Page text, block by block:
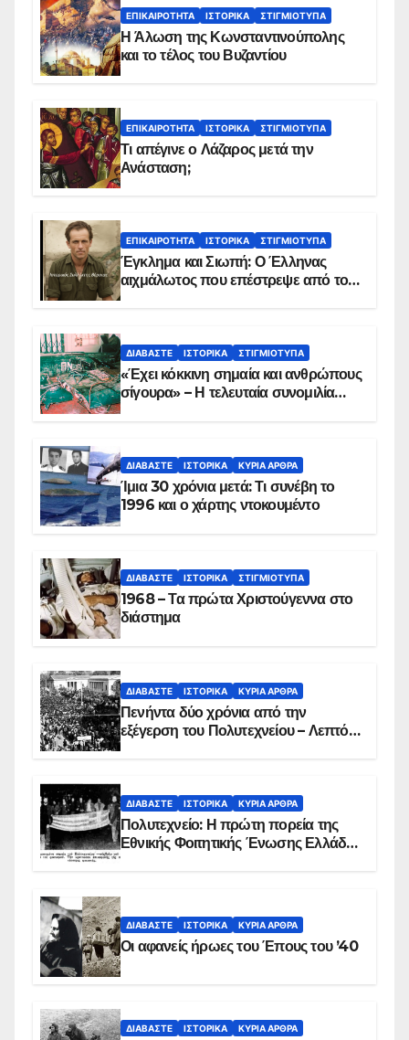
ΕΠΙΚΑΙΡΌΤΗΤΑ ΙΣΤΟΡΙΚΆ ΣΤΙΓΜΙΌΤΥΠΑ
Η Άλωση της Κωνσταντινούπολης
και το τέλος του Βυζαντίου
ΕΠΙΚΑΙΡΌΤΗΤΑ ΙΣΤΟΡΙΚΆ ΣΤΙΓΜΙΌΤΥΠΑ
Τι απέγινε ο Λάζαρος μετά την
Ανάσταση;
ΕΠΙΚΑΙΡΌΤΗΤΑ ΙΣΤΟΡΙΚΆ ΣΤΙΓΜΙΌΤΥΠΑ
Έγκλημα και Σιωπή: Ο Έλληνας
αιχμάλωτος που επέστρεψε από το
ΔΙΑΒΆΣΤΕ ΙΣΤΟΡΙΚΆ ΣΤΙΓΜΙΌΤΥΠΑ
«Έχει κόκκινη σημαία και ανθρώπους
σίγουρα» – Η τελευταία συνομιλία
ΔΙΑΒΆΣΤΕ ΙΣΤΟΡΙΚΆ ΚΥΡΙΑ ΑΡΘΡΑ
Ίμια 30 χρόνια μετά: Τι συνέβη το
1996 και ο χάρτης ντοκουμέντο
ΔΙΑΒΆΣΤΕ ΙΣΤΟΡΙΚΆ ΣΤΙΓΜΙΌΤΥΠΑ
1968 – Τα πρώτα Χριστούγεννα στο
διάστημα
ΔΙΑΒΆΣΤΕ ΙΣΤΟΡΙΚΆ ΚΥΡΙΑ ΑΡΘΡΑ
Πενήντα δύο χρόνια από την
εξέγερση του Πολυτεχνείου – Λεπτό
ΔΙΑΒΆΣΤΕ ΙΣΤΟΡΙΚΆ ΚΥΡΙΑ ΑΡΘΡΑ
Πολυτεχνείο: Η πρώτη πορεία της
Εθνικής Φοιτητικής Ένωσης Ελλάδος
ΔΙΑΒΆΣΤΕ ΙΣΤΟΡΙΚΆ ΚΥΡΙΑ ΑΡΘΡΑ
Οι αφανείς ήρωες του Έπους του ’40
ΔΙΑΒΆΣΤΕ ΙΣΤΟΡΙΚΆ ΚΥΡΙΑ ΑΡΘΡΑ